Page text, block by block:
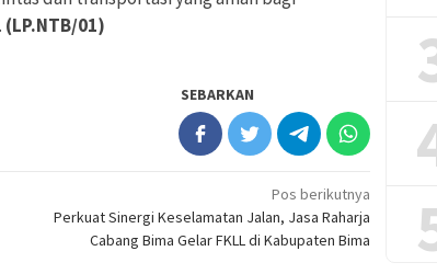
(LP.NTB/01)
SEBARKAN
Pos berikutnya
Perkuat Sinergi Keselamatan Jalan, Jasa Raharja
Cabang Bima Gelar FKLL di Kabupaten Bima